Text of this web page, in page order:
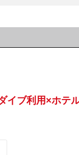
イブ利用×ホ